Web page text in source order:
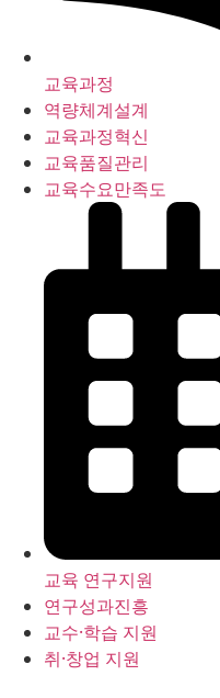
교육과정
역량체계설계
교육과정혁신
교육품질관리
교육수요만족도
교육 연구지원
연구성과진흥
교수·학습 지원
취·창업 지원